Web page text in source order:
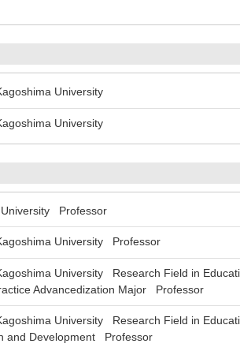
University
University
Professor
University Professor
University Research Field in
Advancedization Major Professor
University Research Field in
and Development Professor